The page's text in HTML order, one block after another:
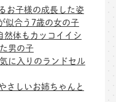
お子様の成長した姿
似合う7歳の女の子
然体もカッコイイシ
男の子
に入りのランドセル
さしいお姉ちゃんと